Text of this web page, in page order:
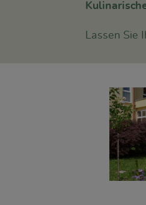
Lassen Sie